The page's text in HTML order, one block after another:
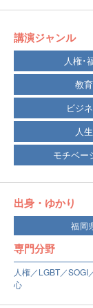
講演ジャンル
人権･
教育
ビジ
人生
モチベー
出身・ゆかり
福岡
専門分野
人権／LGBT／
心